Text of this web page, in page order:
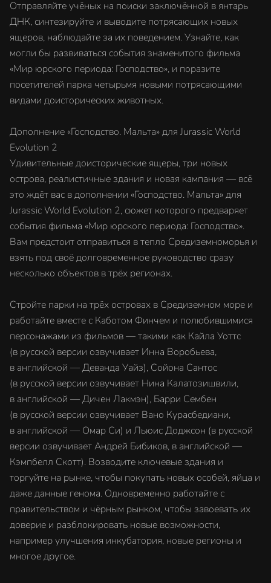
Отправляйте учёных на поиски заключённой в янтарь
ДНК, синтезируйте и выводите потрясающих новых
ящеров, наблюдайте за их поведением. Узнайте, как
могли бы развиваться события знаменитого фильма
«Мир юрского периода: Господство», и поразите
посетителей парка четырьмя новыми потрясающими
видами доисторических животных.
Дополнение «Господство. Мальта» для Jurassic World
Evolution 2
Удивительные доисторические ящеры, три новых
острова, реалистичные здания и новая кампания — всё
это ждёт вас в дополнении «Господство. Мальта» для
Jurassic World Evolution 2, сюжет которого предваряет
события фильма «Мир юрского периода: Господство».
Вам предстоит отправиться в тепло Средиземноморья и
взять под своё долговременное руководство сразу
несколько объектов в трёх регионах.
Стройте парки на трёх островах в Средиземном море и
работайте вместе с Каботом Финчем и полюбившимися
персонажами из фильмов — такими как Кайла Уоттс
(в русской версии озвучивает Инна Воробьева,
в английской — Деванда Уайз), Сойона Сантос
(в русской версии озвучивает Нина Калатозишвили,
в английской — Дичен Лакмэн), Барри Сембен
(в русской версии озвучивает Вано Курасбедиани,
в английской — Омар Си) и Льюис Доджсон (в русской
версии озвучивает Андрей Бибиков, в английской —
Кэмпбелл Скотт). Возводите ключевые здания и
торгуйте на рынке, чтобы покупать новых особей, яйца и
даже данные генома. Одновременно работайте с
правительством и чёрным рынком, чтобы завоевать их
доверие и разблокировать новые возможности,
например улучшения инкубатория, новые регионы и
многое другое.